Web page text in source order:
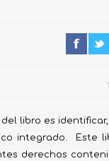
libro es
integrado. Este
derechos